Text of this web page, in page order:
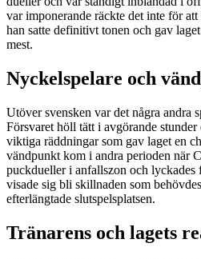
var imponerande räckte det inte för
han satte definitivt tonen och gav
mest.
Nyckelspelare och
Utöver svensken var det några andra
Försvaret höll tätt i avgörande
viktiga räddningar som gav laget en
vändpunkt kom i andra perioden när
puckdueller i anfallszon och lyckades
visade sig bli skillnaden som
efterlängtade slutspelsplatsen.
Tränarens och lagets